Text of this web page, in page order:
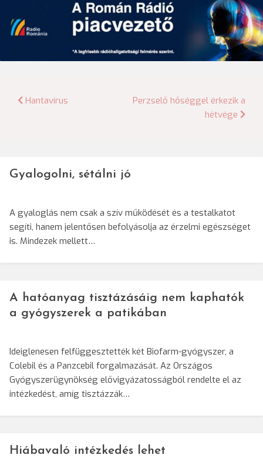
Bejegyzés
Hantavírus
Perzselő hőséggel érkezik a
hétvége
Gyalogolni, sétálni jó
A gyaloglás nem csak a szív működését és a testalkatot
segíti, hanem jelentősen befolyásolja az érzelmi egészséget
is. Mindezek mellett…
A hatóanyag tisztázásáig nem kaphatók
a gyógyszerek a patikában
Ideiglenesen felfüggesztették két Biofarm-gyógyszer, a
Colebil és a Panzcebil forgalmazását. Az Országos
Gyógyszerügynökség elővigyázatosságból rendelte el az
intézkedést, amíg tisztázzák…
Hiábavaló intézkedés lehet